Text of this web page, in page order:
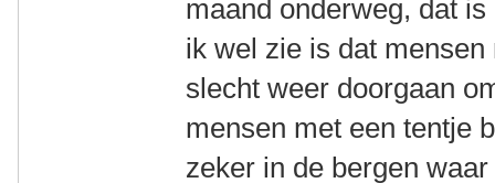
maand onderweg, dat
ik wel zie is dat
slecht weer doorgaan
mensen met een tentje
zeker in de bergen